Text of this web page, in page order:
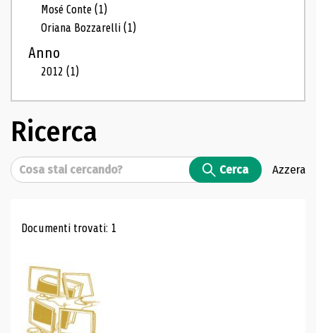
Mosé Conte(1)
Oriana Bozzarelli(1)
Anno
2012(1)
Ricerca
Cerca Cerca Azzera
Risultati di ricerca
Documenti trovati: 1